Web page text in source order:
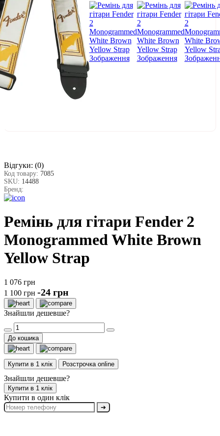
Відгуки: (0)
Код товару: 7085
SKU: 14488
Бренд:
Ремінь для гітари Fender 2
Monogrammed White Brown
Yellow Strap
1 076 грн
1 100 грн -24 грн
Знайшли дешевше?
До кошика
Купити в 1 клік Розстрочка online
Знайшли дешевше?
Купити в 1 клік
Купити в один клік
➔